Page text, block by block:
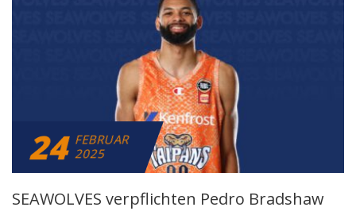
24 FEBRUAR
2025
SEAWOLVES verpflichten Pedro Bradshaw